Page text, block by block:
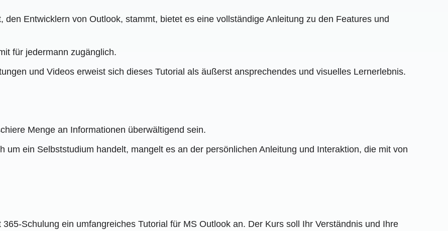
Entwicklern von Outlook, stammt, bietet es eine vollständige Anleitung zu den Features und
für jedermann zugänglich.
und Videos erweist sich dieses Tutorial als äußerst ansprechendes und visuelles Lernerlebnis.
Menge an Informationen überwältigend sein.
um ein Selbststudium handelt, mangelt es an der persönlichen Anleitung und Interaktion, die mit von
Schulung ein umfangreiches Tutorial für MS Outlook an. Der Kurs soll Ihr Verständnis und Ihre